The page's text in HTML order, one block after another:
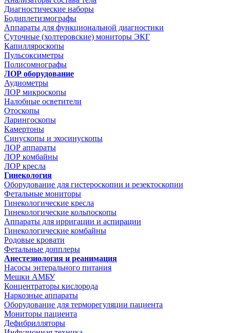
Диагностические наборы
Бодиплетизмографы
Аппараты для функциональной диагностики
Суточные (холтеровские) мониторы ЭКГ
Капилляроскопы
Пульсоксиметры
Полисомнографы
ЛОР оборудование
Аудиометры
ЛОР микроскопы
Налобные осветители
Отоскопы
Ларингоскопы
Камертоны
Синускопы и эхосинускопы
ЛОР аппараты
ЛОР комбайны
ЛОР кресла
Гинекология
Оборудование для гистероскопии и резектоскопии
Фетальные мониторы
Гинекологические кресла
Гинекологические кольпоскопы
Аппараты для ирригации и аспирации
Гинекологические комбайны
Родовые кровати
Фетальные допплеры
Анестезиология и реанимация
Насосы энтерального питания
Мешки АМБУ
Концентраторы кислорода
Наркозные аппараты
Оборудование для терморегуляции пациента
Мониторы пациента
Дефибрилляторы